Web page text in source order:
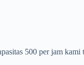
500 per jam